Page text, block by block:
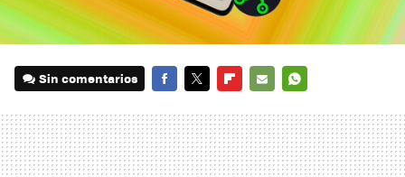
Sin comentarios
MAIL